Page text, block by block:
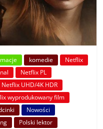
komedie
Netflix
Netflix PL
Netflix UHD/4K HDR
wyprodukowany film
Nowości
Polski lektor